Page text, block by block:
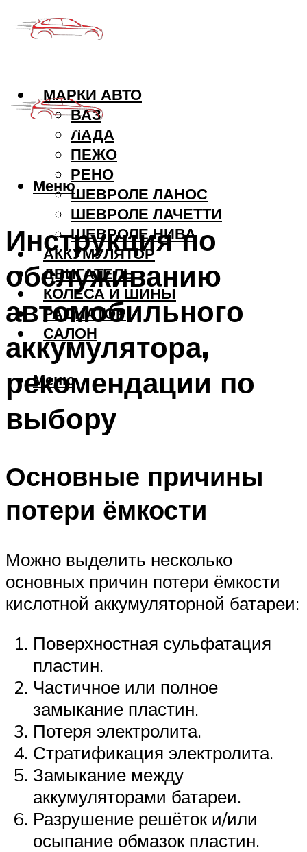
МАРКИ АВТО
ВАЗ
ЛАДА
ПЕЖО
РЕНО
ШЕВРОЛЕ ЛАНОС
ШЕВРОЛЕ ЛАЧЕТТИ
ШЕВРОЛЕ НИВА
АККУМУЛЯТОР
ДВИГАТЕЛЬ
КОЛЕСА И ШИНЫ
РАДИАТОР
САЛОН
Меню
Меню
Инструкция по
обслуживанию
автомобильного
аккумулятора,
рекомендации по
выбору
Основные причины
потери ёмкости
Можно выделить несколько
основных причин потери ёмкости
кислотной аккумуляторной батареи:
Поверхностная сульфатация
пластин.
Частичное или полное
замыкание пластин.
Потеря электролита.
Стратификация электролита.
Замыкание между
аккумуляторами батареи.
Разрушение решёток и/или
осыпание обмазок пластин.